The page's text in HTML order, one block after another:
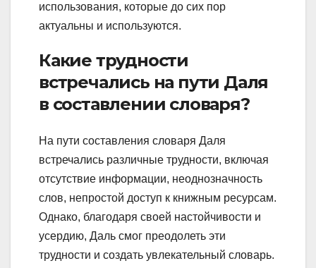
использования, которые до сих пор
актуальны и используются.
Какие трудности
встречались на пути Даля
в составлении словаря?
На пути составления словаря Даля
встречались различные трудности, включая
отсутствие информации, неоднозначность
слов, непростой доступ к книжным ресурсам.
Однако, благодаря своей настойчивости и
усердию, Даль смог преодолеть эти
трудности и создать увлекательный словарь.